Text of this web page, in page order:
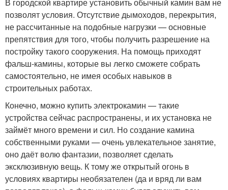
позволят условия. Отсутствие дымоходов, перекрытия,
не рассчитанные на подобные нагрузки — основные
препятствия для того, чтобы получить разрешение на
постройку такого сооружения. На помощь приходят
фальш-камины, которые вы легко сможете собрать
самостоятельно, не имея особых навыков в
строительных работах.
Конечно, можно купить электрокамин — такие
устройства сейчас распространены, и их установка не
займёт много времени и сил. Но создание камина
собственными руками — очень увлекательное занятие,
оно даёт волю фантазии, позволяет сделать
эксклюзивную вещь. К тому же открытый огонь в
условиях квартиры необязателен (да и вряд ли вам